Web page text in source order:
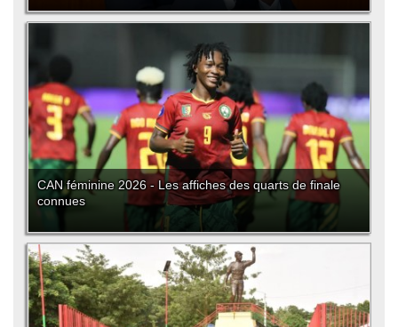
CAN féminine 2026 - Les affiches des quarts de finale
connues